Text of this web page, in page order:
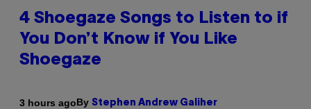
4 Shoegaze Songs to Listen to if
You Don’t Know if You Like
Shoegaze
3 hours agoBy Stephen Andrew Galiher